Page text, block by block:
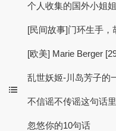
个人收集的国外小姐
[民间故事]门环生手，
[欧美] Marie Berger
乱世妖姬-川岛芳子的
不信谣不传谣这句话
忽悠你的10句话